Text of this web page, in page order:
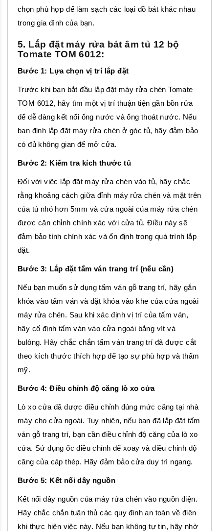
chọn phù hợp để làm sạch các loại đồ bát khác nhau
trong gia đình của bạn.
5. Lắp đặt máy rửa bát âm tủ 12 bộ
Tomate TOM 6012:
Bước 1: Lựa chọn vị trí lắp đặt
Trước khi bạn bắt đầu lắp đặt máy rửa chén Tomate
TOM 6012, hãy tìm một vị trí thuận tiện gần bồn rửa
để dễ dàng kết nối ống nước và ống thoát nước. Nếu
bạn định lắp đặt máy rửa chén ở góc tủ, hãy đảm bảo
có đủ không gian để mở cửa.
Bước 2: Kiểm tra kích thước tủ
Đối với việc lắp đặt máy rửa chén vào tủ, hãy chắc
rằng khoảng cách giữa đỉnh máy rửa chén và mặt trên
của tủ nhỏ hơn 5mm và cửa ngoài của máy rửa chén
được căn chỉnh chính xác với cửa tủ. Điều này sẽ
đảm bảo tính chính xác và ổn định trong quá trình lắp
đặt.
Bước 3: Lắp đặt tấm ván trang trí (nếu cần)
Nếu bạn muốn sử dụng tấm ván gỗ trang trí, hãy gắn
khóa vào tấm ván và đặt khóa vào khe của cửa ngoài
máy rửa chén. Sau khi xác định vị trí của tấm ván,
hãy cố định tấm ván vào cửa ngoài bằng vít và
bulông. Hãy chắc chắn tấm ván trang trí đã được cắt
theo kích thước thích hợp để tạo sự phù hợp và thẩm
mỹ.
Bước 4: Điều chỉnh độ căng lò xo cửa
Lò xo cửa đã được điều chỉnh đúng mức căng tại nhà
máy cho cửa ngoài. Tuy nhiên, nếu bạn đã lắp đặt tấm
ván gỗ trang trí, bạn cần điều chỉnh độ căng của lò xo
cửa. Sử dụng ốc điều chỉnh để xoay và điều chỉnh độ
căng của cáp thép. Hãy đảm bảo cửa duy trì ngang.
Bước 5: Kết nối dây nguồn
Kết nối dây nguồn của máy rửa chén vào nguồn điện.
Hãy chắc chắn tuân thủ các quy định an toàn về điện
khi thực hiện việc này. Nếu bạn không tự tin, hãy nhờ